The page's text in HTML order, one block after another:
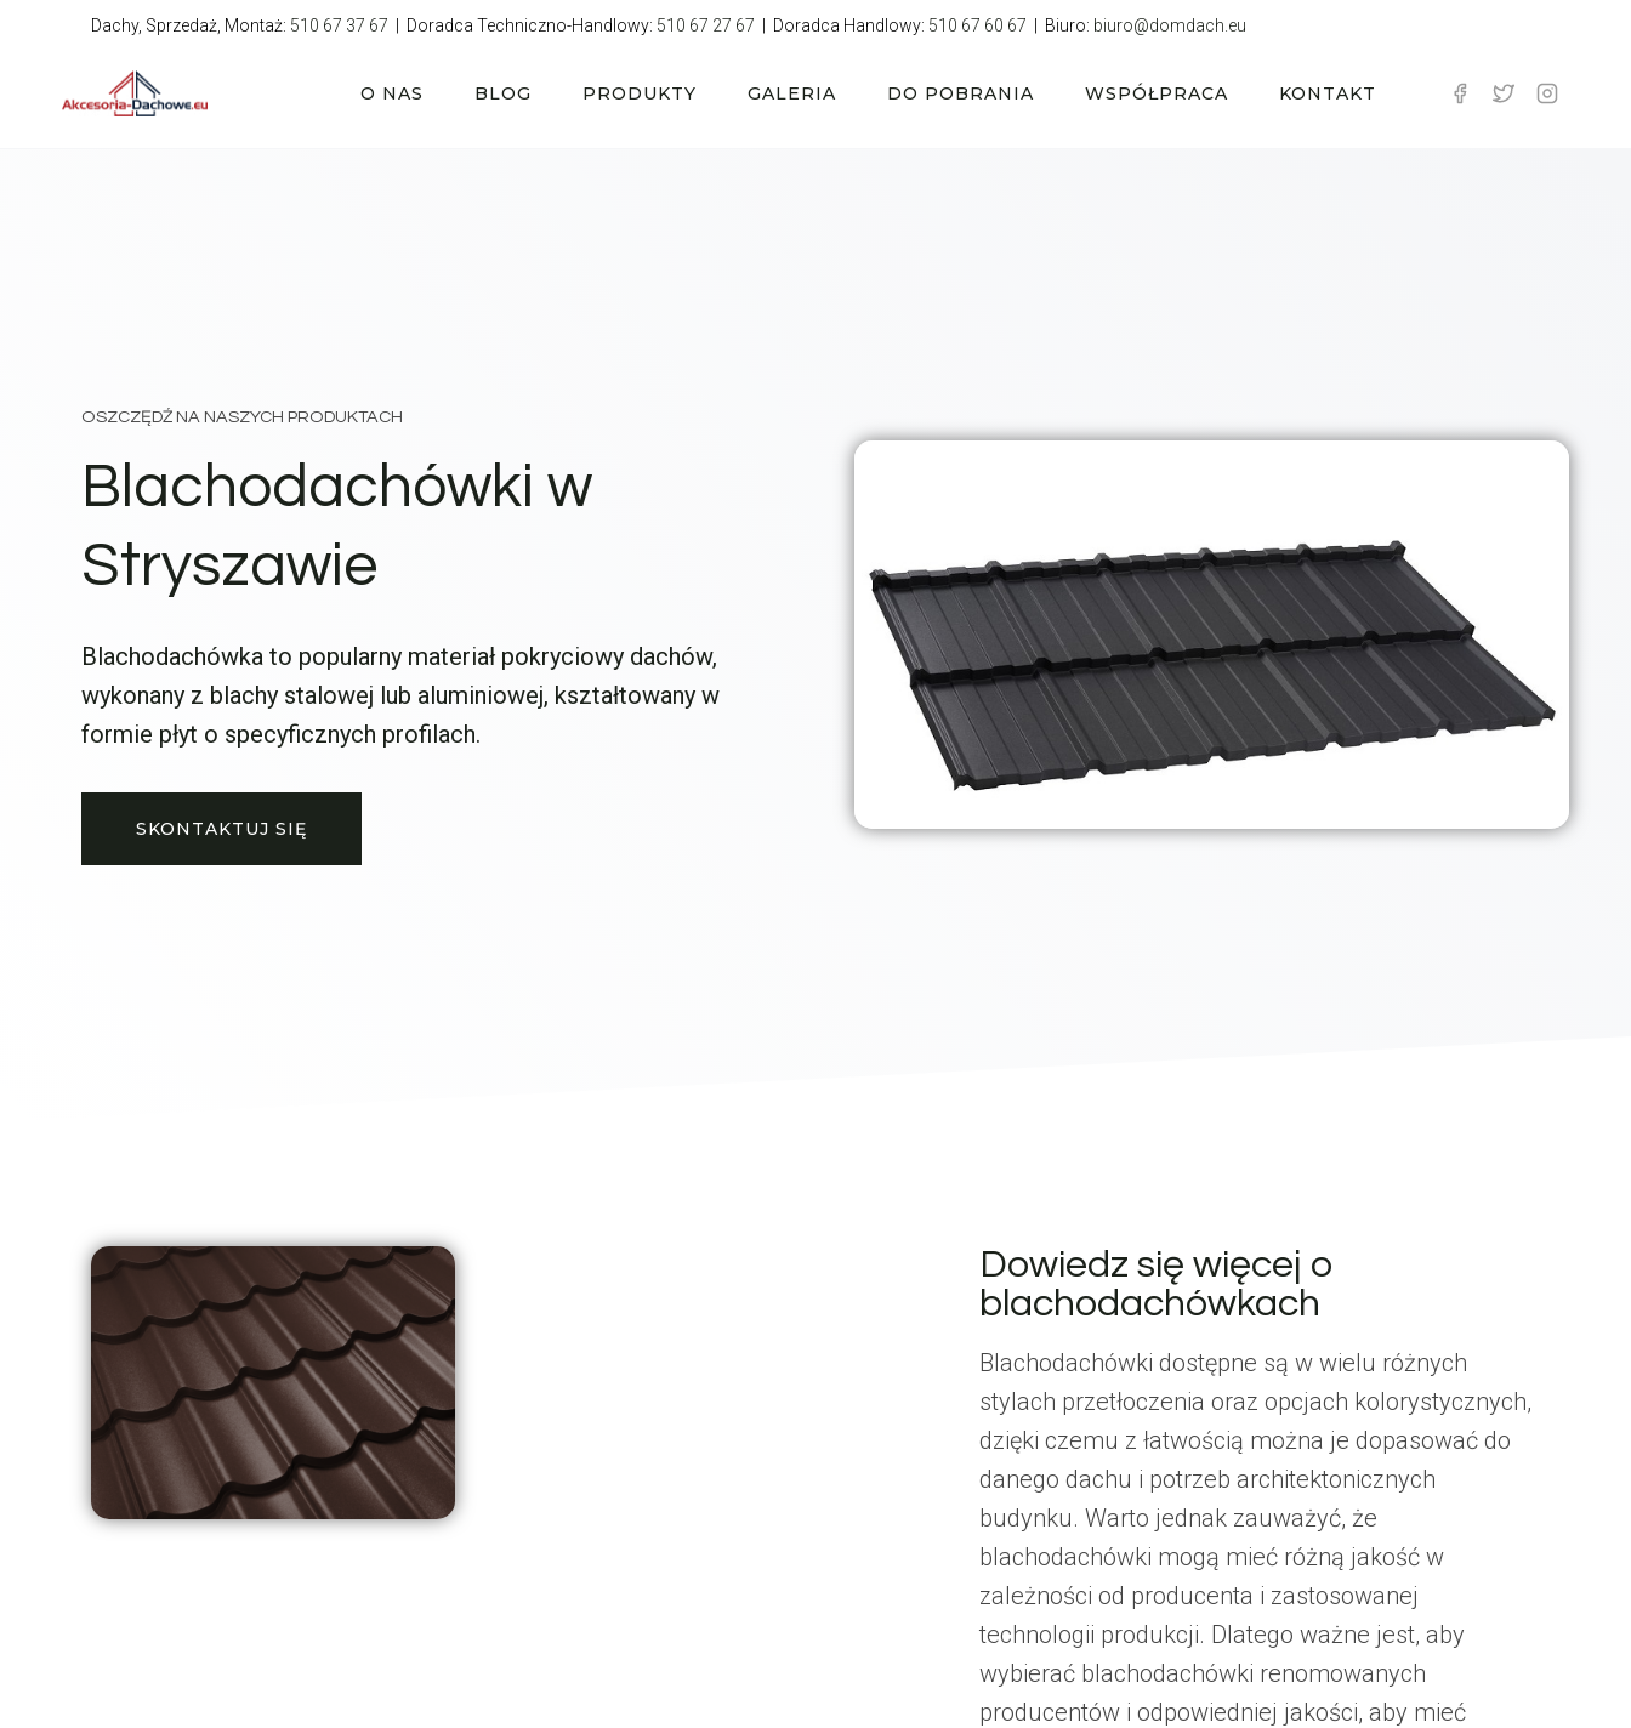
Dachy, Sprzedaż, Montaż: 510 67 37 67 | Doradca Techniczno-Handlowy: 510 67 27 67 | Doradca Handlowy: 510 67 60 67 | Biuro: biuro@domdach.eu
O NAS BLOG PRODUKTY GALERIA DO POBRANIA WSPÓŁPRACA KONTAKT
OSZCZĘDŹ NA NASZYCH PRODUKTACH
Blachodachówki w
Stryszawie
Blachodachówka to popularny materiał pokryciowy dachów,
wykonany z blachy stalowej lub aluminiowej, kształtowany w
formie płyt o specyficznych profilach.
SKONTAKTUJ SIĘ
Dowiedz się więcej o
blachodachówkach
Blachodachówki dostępne są w wielu różnych
stylach przetłoczenia oraz opcjach kolorystycznych,
dzięki czemu z łatwością można je dopasować do
danego dachu i potrzeb architektonicznych
budynku. Warto jednak zauważyć, że
blachodachówki mogą mieć różną jakość w
zależności od producenta i zastosowanej
technologii produkcji. Dlatego ważne jest, aby
wybierać blachodachówki renomowanych
producentów i odpowiedniej jakości, aby mieć